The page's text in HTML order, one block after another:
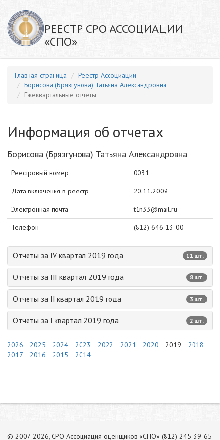
РЕЕСТР СРО АССОЦИАЦИИ
«СПО»
Главная страница
Реестр Ассоциации
Борисова (Брязгунова) Татьяна Александровна
Ежеквартальные отчеты
Информация об отчетах
Борисова (Брязгунова) Татьяна Александровна
Реестровый номер 0031
Дата включения в реестр 20.11.2009
Электронная почта t1n33@mail.ru
Телефон (812) 646-13-00
Отчеты за IV квартал 2019 года 11 шт.
Отчеты за III квартал 2019 года 8 шт.
Отчеты за II квартал 2019 года 3 шт.
Отчеты за I квартал 2019 года 2 шт.
2026 2025 2024 2023 2022 2021 2020 2019
2018
2017
2016 2015 2014
© 2007-2026, СРО Ассоциация оценщиков «СПО» (812) 245-39-65